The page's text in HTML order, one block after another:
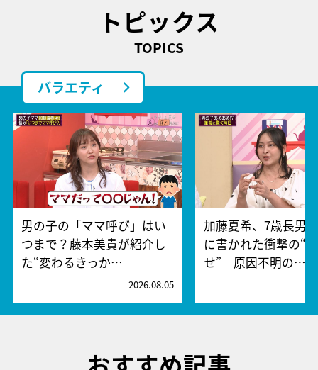
トピックス
TOPICS
バラエティ
男の子の「ママ呼び」はい
つまで？藤本美貴が紹介し
た“変わるきっか…
2026.08.05
加藤夏希、7歳長男
に書かれた衝撃の“
せ” 原因不明の…